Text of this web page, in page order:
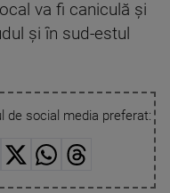
va fi caniculă şi
şi în sud-estul
de social media preferat: